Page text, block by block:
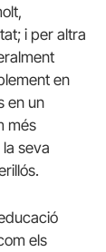
i per altra
en
en un
més
seva
els